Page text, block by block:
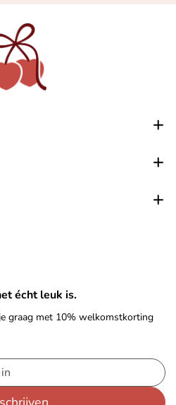
écht leuk is.
graag met 10% welkomstkorting